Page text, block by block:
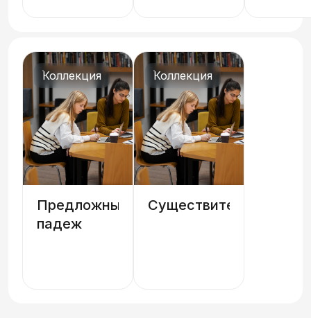
Коллекция
Предложный
падеж
Коллекция
Существительные